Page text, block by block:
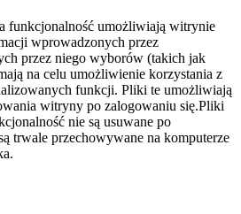
funkcjonalność umożliwiają witrynie
wprowadzonych przez
przez niego wyborów (takich jak
na celu umożliwienie korzystania z
funkcji. Pliki te umożliwiają
witryny po zalogowaniu się.Pliki
nie są usuwane po
trwale przechowywane na komputerze